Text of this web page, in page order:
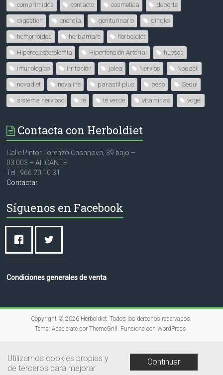
comprimidos contacto cosmetica deporte
digestion energia geniturinario gingko
hemorroides herbamare herboldiet
Hipercolesterolemia Hipertensión Arterial huesos
imunologico irritación jalea Nervios Nodacil
novadiet novaline parastil plus peso Sedul
sistema nervioso té té verde vitaminas vogel
Contacta con Herboldiet
Calle Pintor Lorenzo Casanova, 39 bajo –
03.003 – ALICANTE
Tel : 966 20 10 31
Contactar
Síguenos en Facebook
Condiciones generales de venta
Copyright © 2026 Herboldiet . Todos los derechos reservados.
Tema:Accelerate por ThemeGrill. Funciona conWordPress
Utilizamos cookies propias y
de terceros para mejorar
Continuar